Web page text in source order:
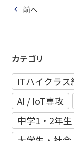
前へ
カテゴリ
ITハイクラス
AI / IoT専攻
中学1・2年生